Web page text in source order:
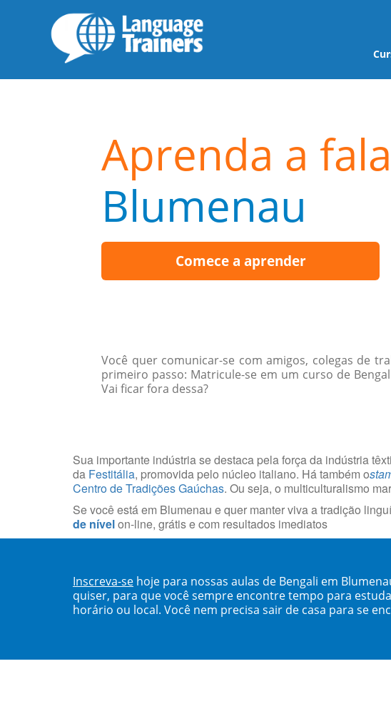
Aprenda a
Blumenau
Comece a aprender
Você quer comunicar-se com amigos, colegas de
primeiro passo: Matricule-se em um curso de
Vai ficar fora dessa?
Sua importante indústria se destaca pela força da indústria
da Festitália, promovida pelo núcleo italiano. Há também o
Centro de Tradições Gaúchas. Ou seja, o multiculturalismo
Se você está em Blumenau e quer manter viva a tradição
de nívelon-line, grátis e com resultados imediatos
Inscreva-se hoje para nossas aulas de Bengali em
quiser, para que você sempre encontre tempo para
horário ou local. Você nem precisa sair de casa para se